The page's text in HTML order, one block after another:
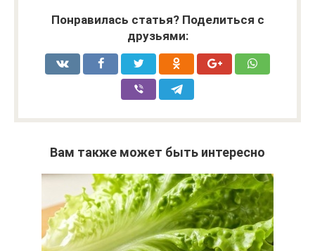
Понравилась статья? Поделиться с
друзьями:
Вам также может быть интересно